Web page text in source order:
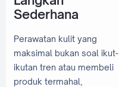
Sederhana
Perawatan kulit yang
maksimal bukan soal ikut-
ikutan tren atau membeli
produk termahal,